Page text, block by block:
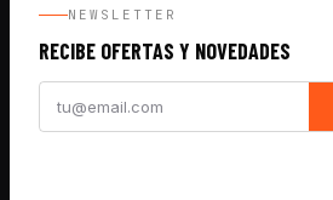
NEWSLETTER
RECIBE OFERTAS Y NOVEDADES